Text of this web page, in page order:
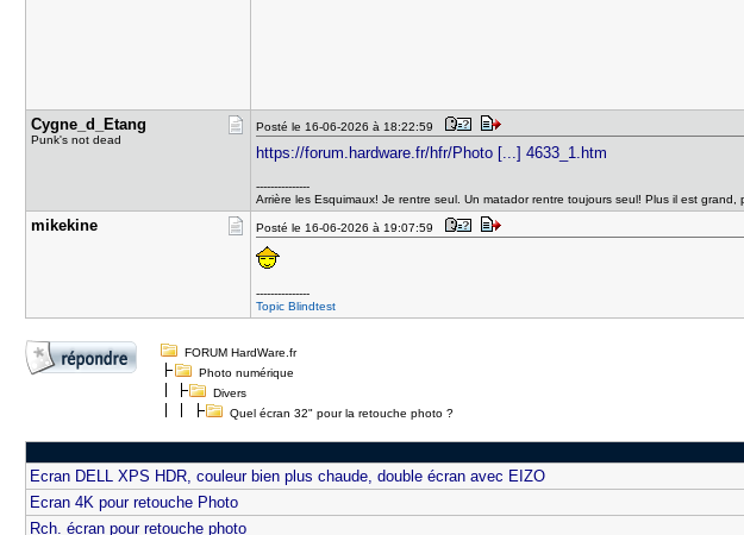
Cygne_d_Et​ang
Punk's not dead
Posté le 16-06-2026 à 18:22:59
https://forum.hardware.fr/hfr/Photo [...] 4633_1.htm
---------------
Arrière les Esquimaux! Je rentre seul. Un matador rentre toujours seul! Plus il est
mikekine Posté le 16-06-2026 à 19:07:59
---------------
Topic Blindtest
FORUM HardWare.fr
Photo numérique
Divers
Quel écran 32" pour la retouche photo ?
Ecran DELL XPS HDR, couleur bien plus chaude, double écran avec EIZO
Ecran 4K pour retouche Photo
Rch. écran pour retouche photo